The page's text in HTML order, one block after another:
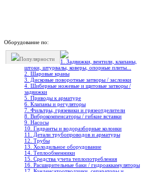
Оборудование по:
Популярности
1. Задвижки, вентили, клапаны,
штоки, штурвалы, коверы, опорные плиты...
2. Шаровые краны
3. Дисковые поворотные затворы / заслонки
4. Шиберные ножевые и щитовые затворы /
задвижки
5. Приводы к арматуре
6. Клапаны и регуляторы
7. Фильтры, грязевики и грязеотделители
8. Виброкомпенсаторы / гибкие вставки
9. Насосы
10. Гидранты и водоразборные колонки
11. Детали трубопроводов и арматуры
12. Трубы
13. Холодильное oборудование
14. Теплообменники
15. Средства учета теплопотребления
16. Расширительные баки / гидроаккамуляторы